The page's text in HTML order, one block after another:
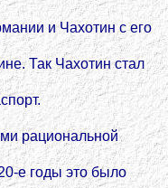
и Чахотин с его
Так Чахотин стал
рациональной
е годы это было